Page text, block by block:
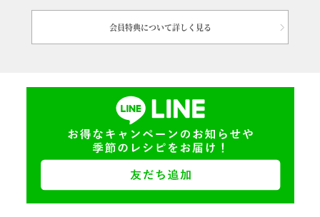
会員特典について詳しく見る